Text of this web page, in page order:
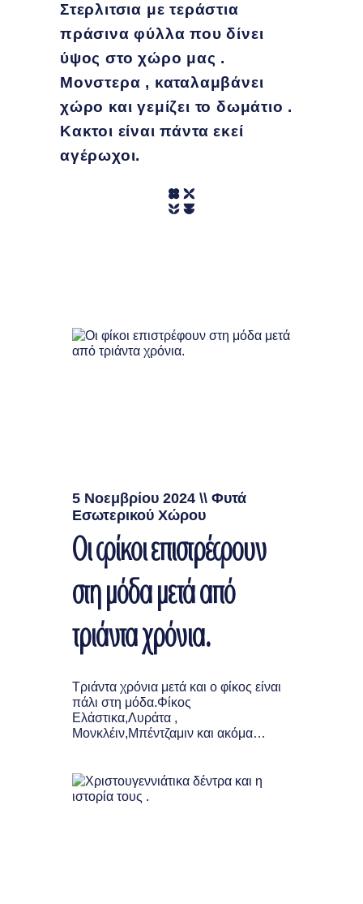
Στερλιτσια με τεράστια
πράσινα φύλλα που δίνει
ύψος στο χώρο μας .
Μονστερα , καταλαμβάνει
χώρο και γεμίζει το δωμάτιο .
Κακτοι είναι πάντα εκεί
αγέρωχοι.
5 Νοεμβρίου 2024 \\ Φυτά
Εσωτερικού Χώρου
Οι φίκοι επιστρέφουν
στη μόδα μετά από
τριάντα χρόνια.
Τριάντα χρόνια μετά και ο φίκος είναι
πάλι στη μόδα.Φίκος
Ελάστικα,Λυράτα ,
Μονκλέιν,Μπέντζαμιν και ακόμα…